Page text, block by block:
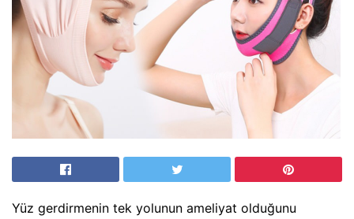
Yüz gerdirmenin tek yolunun ameliyat olduğunu